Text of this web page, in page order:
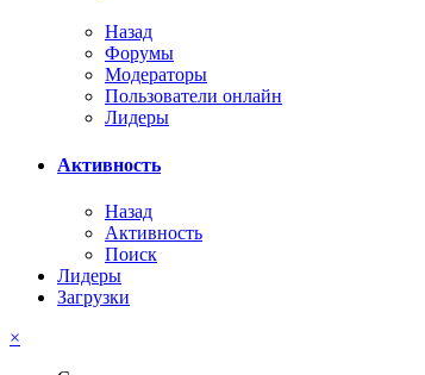
Назад
Форумы
Модераторы
Пользователи онлайн
Лидеры
Активность
Назад
Активность
Поиск
Лидеры
Загрузки
×